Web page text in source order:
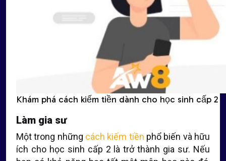
Khám phá cách kiếm tiền dành cho học sinh cấp 2
Làm gia sư
Một trong những cách kiếm tiền phổ biến và hữu
ích cho học sinh cấp 2 là trở thành gia sư. Nếu